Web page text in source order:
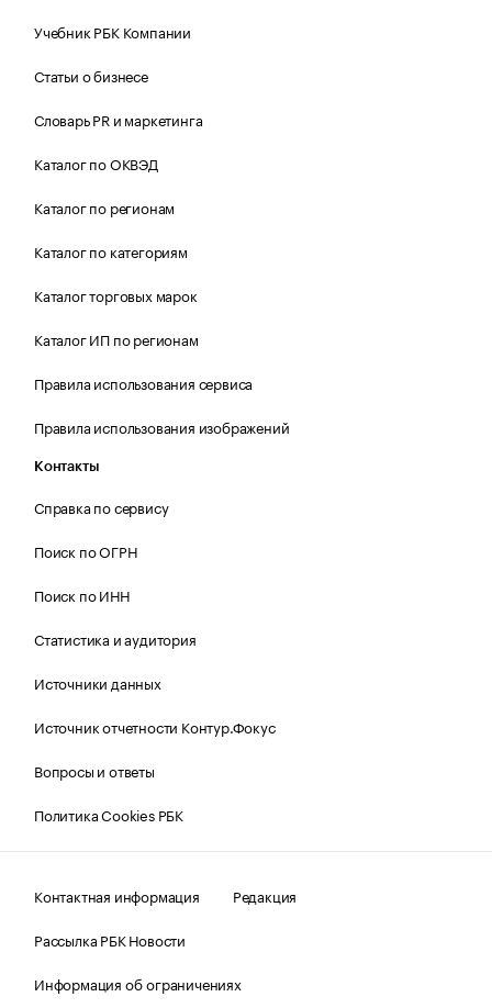
Учебник РБК Компании
Статьи о бизнесе
Словарь PR и маркетинга
Каталог по ОКВЭД
Каталог по регионам
Каталог по категориям
Каталог торговых марок
Каталог ИП по регионам
Правила использования сервиса
Правила использования изображений
Контакты
Справка по сервису
Поиск по ОГРН
Поиск по ИНН
Статистика и аудитория
Источники данных
Источник отчетности Контур.Фокус
Вопросы и ответы
Политика Cookies РБК
Контактная информация
Редакция
Рассылка РБК Новости
Информация об ограничениях